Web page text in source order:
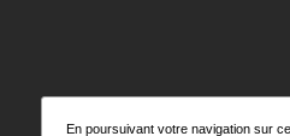
En poursuivant votre navigation sur